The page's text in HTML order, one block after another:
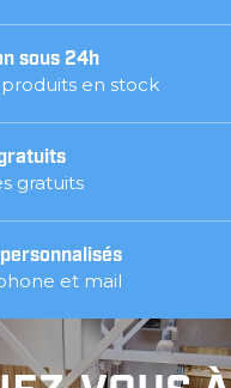
sous 24h
en stock
gratuits
et mail